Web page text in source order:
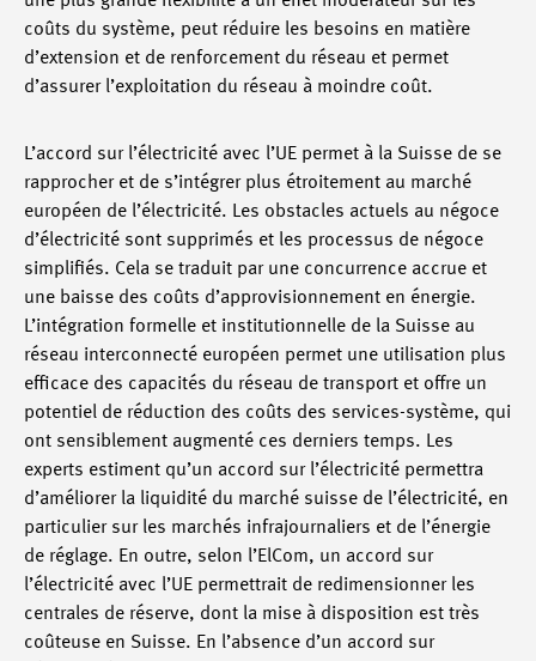
coûts du système, peut réduire les besoins en matière
d’extension et de renforcement du réseau et permet
d’assurer l’exploitation du réseau à moindre coût.
L’accord sur l’électricité avec l’UE permet à la Suisse de se
rapprocher et de s’intégrer plus étroitement au marché
européen de l’électricité. Les obstacles actuels au négoce
d’électricité sont supprimés et les processus de négoce
simplifiés. Cela se traduit par une concurrence accrue et
une baisse des coûts d’approvisionnement en énergie.
L’intégration formelle et institutionnelle de la Suisse au
réseau interconnecté européen permet une utilisation plus
efficace des capacités du réseau de transport et offre un
potentiel de réduction des coûts des services-système, qui
ont sensiblement augmenté ces derniers temps. Les
experts estiment qu’un accord sur l’électricité permettra
d’améliorer la liquidité du marché suisse de l’électricité, en
particulier sur les marchés infrajournaliers et de l’énergie
de réglage. En outre, selon l’ElCom, un accord sur
l’électricité avec l’UE permettrait de redimensionner les
centrales de réserve, dont la mise à disposition est très
coûteuse en Suisse. En l’absence d’un accord sur